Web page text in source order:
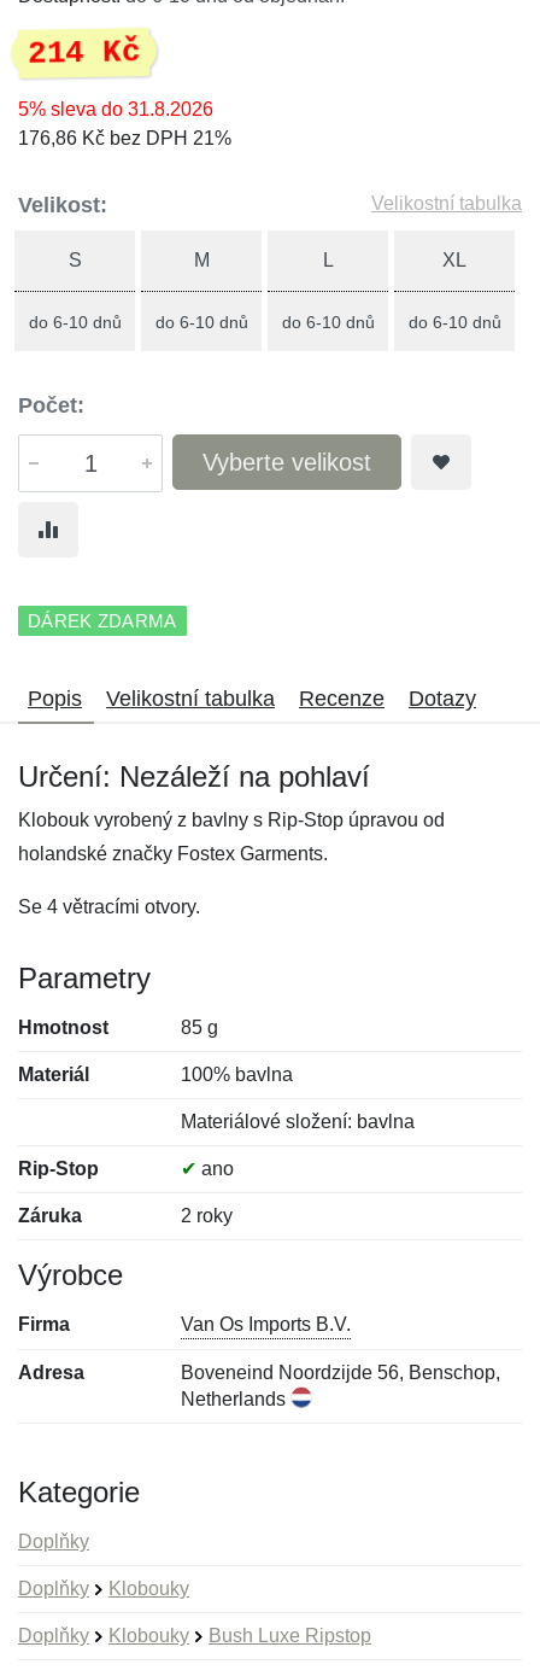
214 Kč
5% sleva do 31.8.2026
176,86 Kč bez DPH 21%
Velikost: Velikostní tabulka
S
do 6-10 dnů
M
do 6-10 dnů
L
do 6-10 dnů
XL
do 6-10 dnů
Počet:
Vyberte velikost
DÁREK ZDARMA
Popis Velikostní tabulka Recenze Dotazy
Určení: Nezáleží na pohlaví
Klobouk vyrobený z bavlny s Rip-Stop úpravou od
holandské značky Fostex Garments.
Se 4 větracími otvory.
Parametry
Hmotnost 85 g
Materiál 100% bavlna
Materiálové složení: bavlna
Rip-Stop ✔ ano
Záruka 2 roky
Výrobce
Firma Van Os Imports B.V.
Adresa
Boveneind Noordzijde 56, Benschop,
Netherlands
Kategorie
Doplňky
Doplňky Klobouky
Doplňky Klobouky Bush Luxe Ripstop